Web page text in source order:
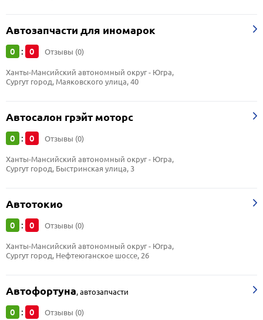
Автозапчасти для иномарок
0 : 0 Отзывы (0)
Ханты-Мансийский автономный округ - Югра,
Сургут город, Маяковского улица, 40
Автосалон грэйт моторс
0 : 0 Отзывы (0)
Ханты-Мансийский автономный округ - Югра,
Сургут город, Быстринская улица, 3
Автотокио
0 : 0 Отзывы (0)
Ханты-Мансийский автономный округ - Югра,
Сургут город, Нефтеюганское шоссе, 26
Автофортуна,автозапчасти
0 : 0 Отзывы (0)